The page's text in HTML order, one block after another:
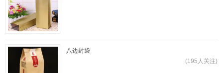
八边封袋
(195人关注)